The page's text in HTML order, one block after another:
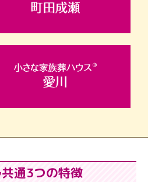
通3つの特徴